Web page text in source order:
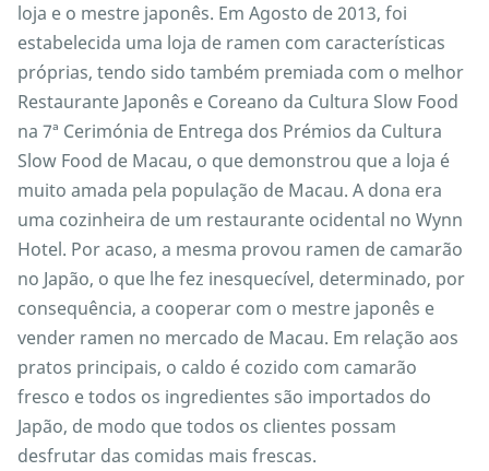
loja e o mestre japonês. Em Agosto de 2013, foi
estabelecida uma loja de ramen com características
próprias, tendo sido também premiada com o melhor
Restaurante Japonês e Coreano da Cultura Slow Food
na 7ª Cerimónia de Entrega dos Prémios da Cultura
Slow Food de Macau, o que demonstrou que a loja é
muito amada pela população de Macau. A dona era
uma cozinheira de um restaurante ocidental no Wynn
Hotel. Por acaso, a mesma provou ramen de camarão
no Japão, o que lhe fez inesquecível, determinado, por
consequência, a cooperar com o mestre japonês e
vender ramen no mercado de Macau. Em relação aos
pratos principais, o caldo é cozido com camarão
fresco e todos os ingredientes são importados do
Japão, de modo que todos os clientes possam
desfrutar das comidas mais frescas.